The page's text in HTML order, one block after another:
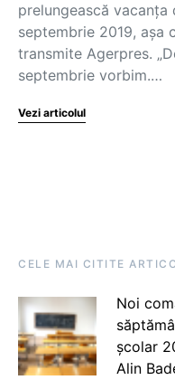
prelungească
septembrie 2019, așa
transmite Agerpres.
septembrie vorbim.…
Vezi articolul
CELE MAI CITITE
Noi
școlar
Alin